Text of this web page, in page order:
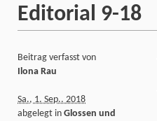
Editorial 9-18
Beitrag verfasst von
Ilona Rau
Sa., 1. Sep.. 2018
abgelegt in Glossen und